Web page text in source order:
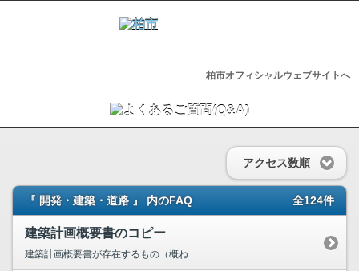
柏市オフィシャルウェブサイトへ
アクセス数順
『 開発・建築・道路 』 内のFAQ 全124件
建築計画概要書のコピー
建築計画概要書が存在するもの（概ね...